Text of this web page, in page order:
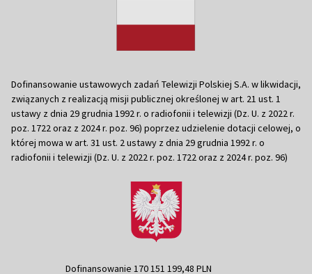
Dofinansowanie ustawowych zadań Telewizji Polskiej S.A. w likwidacji,
związanych z realizacją misji publicznej określonej w art. 21 ust. 1
ustawy z dnia 29 grudnia 1992 r. o radiofonii i telewizji (Dz. U. z 2022 r.
poz. 1722 oraz z 2024 r. poz. 96) poprzez udzielenie dotacji celowej, o
której mowa w art. 31 ust. 2 ustawy z dnia 29 grudnia 1992 r. o
radiofonii i telewizji (Dz. U. z 2022 r. poz. 1722 oraz z 2024 r. poz. 96)
Dofinansowanie 170 151 199,48 PLN